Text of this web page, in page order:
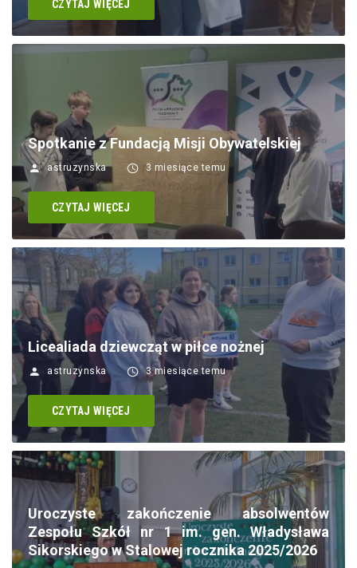
CZYTAJ WIĘCEJ
Spotkanie z Fundacją Misji Obywatelskiej
astruzynska 3 miesiące temu
CZYTAJ WIĘCEJ
Licealiada dziewcząt w piłce nożnej
astruzynska 3 miesiące temu
CZYTAJ WIĘCEJ
Uroczyste zakończenie absolwentów
Zespołu Szkół nr 1 im. gen. Władysława
Sikorskiego w Stalowej rocznika 2025/2026